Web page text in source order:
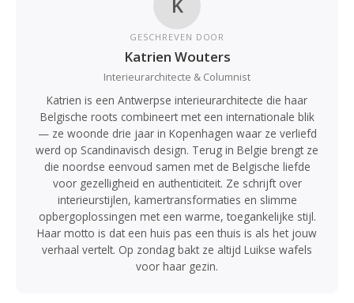
GESCHREVEN DOOR
Katrien Wouters
Interieurarchitecte & Columnist
Katrien is een Antwerpse interieurarchitecte die haar
Belgische roots combineert met een internationale blik
— ze woonde drie jaar in Kopenhagen waar ze verliefd
werd op Scandinavisch design. Terug in Belgie brengt ze
die noordse eenvoud samen met de Belgische liefde
voor gezelligheid en authenticiteit. Ze schrijft over
interieurstijlen, kamertransformaties en slimme
opbergoplossingen met een warme, toegankelijke stijl.
Haar motto is dat een huis pas een thuis is als het jouw
verhaal vertelt. Op zondag bakt ze altijd Luikse wafels
voor haar gezin.